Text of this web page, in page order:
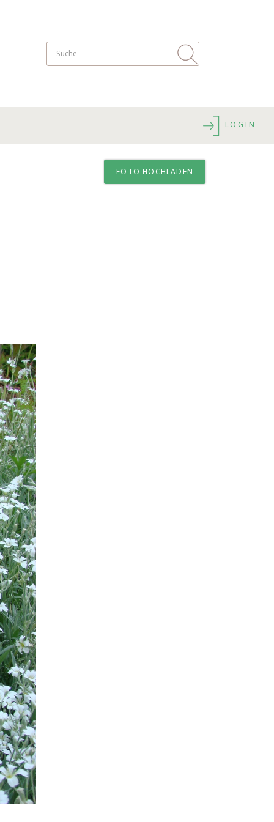
LOGIN
FOTO HOCHLADEN